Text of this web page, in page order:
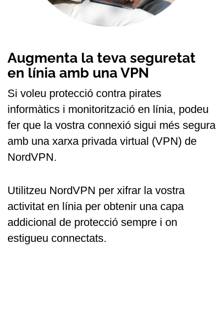
Augmenta la teva seguretat
en línia amb una VPN
Si voleu protecció contra pirates
informàtics i monitorització en línia, podeu
fer que la vostra connexió sigui més segura
amb una xarxa privada virtual (VPN) de
NordVPN.
Utilitzeu NordVPN per xifrar la vostra
activitat en línia per obtenir una capa
addicional de protecció sempre i on
estigueu connectats.